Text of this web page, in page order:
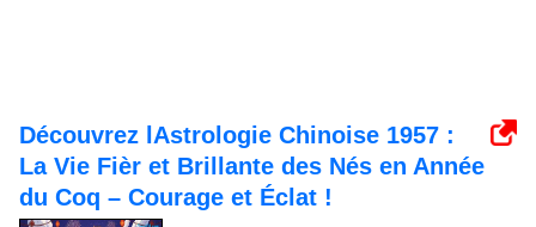
Découvrez lAstrologie Chinoise 1957 :
La Vie Fièr et Brillante des Nés en Année
du Coq – Courage et Éclat !